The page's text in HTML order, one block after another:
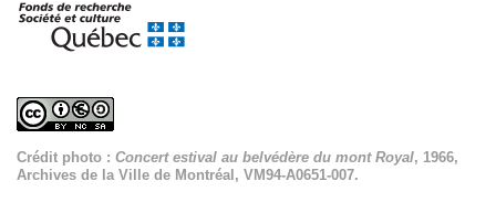
Crédit photo : Concert estival au belvédère du mont Royal, 1966,
Archives de la Ville de Montréal, VM94-A0651-007.